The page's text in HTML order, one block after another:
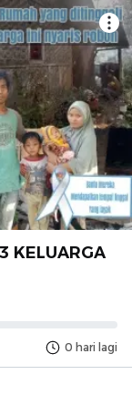
KELUARGA
0 hari lagi